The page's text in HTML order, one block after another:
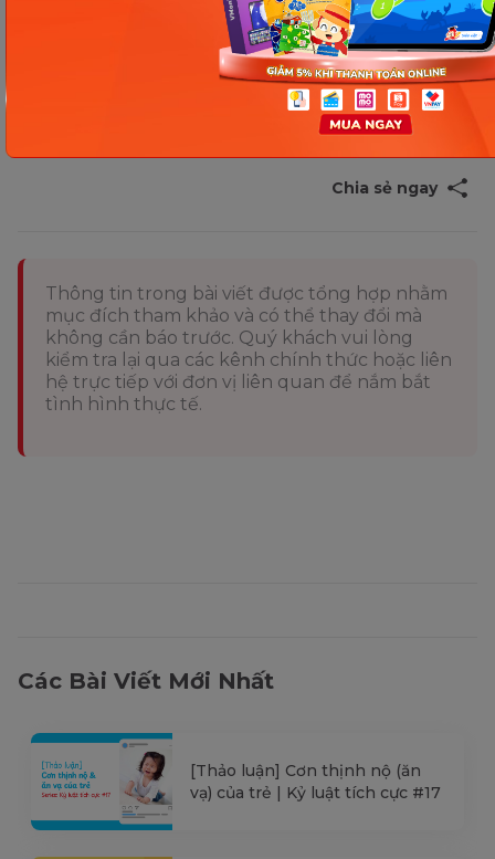
đạt chuẩn mà còn biết được cách thức, giải pháp
giúp bé tăng cân, phát triển tốt trong giai đoạn tiếp
theo. Hãy tham khảo và áp dụng thật tốt nhé!
Chia sẻ ngay
Thông tin trong bài viết được tổng hợp nhằm
mục đích tham khảo và có thể thay đổi mà
không cần báo trước. Quý khách vui lòng
kiểm tra lại qua các kênh chính thức hoặc liên
hệ trực tiếp với đơn vị liên quan để nắm bắt
tình hình thực tế.
Các Bài Viết Mới Nhất
[Thảo luận] Cơn thịnh nộ (ăn
vạ) của trẻ | Kỷ luật tích cực #17